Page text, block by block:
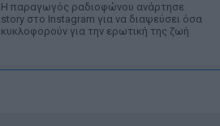
Η παραγωγός ραδιοφώνου ανάρτησε
story στο Instagram για να διαψεύσει όσα
κυκλοφορούν για την ερωτική της ζωή